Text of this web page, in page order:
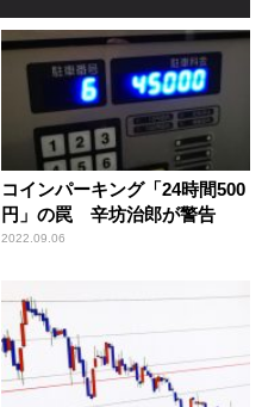
コインパーキング「24時間500
円」の罠 辛坊治郎が警告
2022.09.06